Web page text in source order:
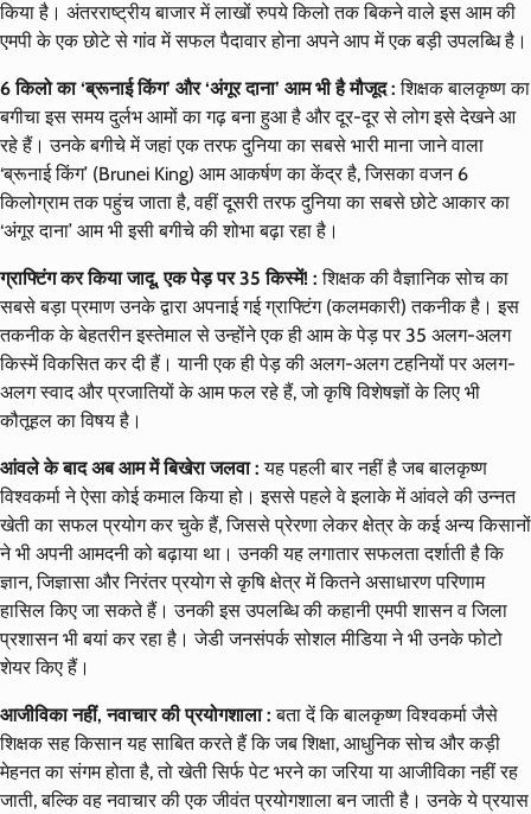
किया है। अंतरराष्ट्रीय बाजार में लाखों रुपये किलो तक बिकने वाले इस आम की
एमपी के एक छोटे से गांव में सफल पैदावार होना अपने आप में एक बड़ी उपलब्धि है।
6 किलो का ‘ब्रूनाई किंग’ और ‘अंगूर दाना’ आम भी है मौजूद : शिक्षक बालकृष्ण का
बगीचा इस समय दुर्लभ आमों का गढ़ बना हुआ है और दूर-दूर से लोग इसे देखने आ
रहे हैं। उनके बगीचे में जहां एक तरफ दुनिया का सबसे भारी माना जाने वाला
‘ब्रूनाई किंग’ (Brunei King) आम आकर्षण का केंद्र है, जिसका वजन 6
किलोग्राम तक पहुंच जाता है, वहीं दूसरी तरफ दुनिया का सबसे छोटे आकार का
‘अंगूर दाना’ आम भी इसी बगीचे की शोभा बढ़ा रहा है।
ग्राफ्टिंग कर किया जादू, एक पेड़ पर 35 किस्में! : शिक्षक की वैज्ञानिक सोच का
सबसे बड़ा प्रमाण उनके द्वारा अपनाई गई ग्राफ्टिंग (कलमकारी) तकनीक है। इस
तकनीक के बेहतरीन इस्तेमाल से उन्होंने एक ही आम के पेड़ पर 35 अलग-अलग
किस्में विकसित कर दी हैं। यानी एक ही पेड़ की अलग-अलग टहनियों पर अलग-
अलग स्वाद और प्रजातियों के आम फल रहे हैं, जो कृषि विशेषज्ञों के लिए भी
कौतूहल का विषय है।
आंवले के बाद अब आम में बिखेरा जलवा :यह पहली बार नहीं है जब बालकृष्ण
विश्वकर्मा ने ऐसा कोई कमाल किया हो। इससे पहले वे इलाके में आंवले की उन्नत
खेती का सफल प्रयोग कर चुके हैं, जिससे प्रेरणा लेकर क्षेत्र के कई अन्य किसानों
ने भी अपनी आमदनी को बढ़ाया था। उनकी यह लगातार सफलता दर्शाती है कि
ज्ञान, जिज्ञासा और निरंतर प्रयोग से कृषि क्षेत्र में कितने असाधारण परिणाम
हासिल किए जा सकते हैं। उनकी इस उपलब्धि की कहानी एमपी शासन व जिला
प्रशासन भी बयां कर रहा है। जेडी जनसंपर्क सोशल मीडिया ने भी उनके फोटो
शेयर किए हैं।
आजीविका नहीं, नवाचार की प्रयोगशाला : बता दें कि बालकृष्ण विश्वकर्मा जैसे
शिक्षक सह किसान यह साबित करते हैं कि जब शिक्षा, आधुनिक सोच और कड़ी
मेहनत का संगम होता है, तो खेती सिर्फ पेट भरने का जरिया या आजीविका नहीं रह
जाती, बल्कि वह नवाचार की एक जीवंत प्रयोगशाला बन जाती है। उनके ये प्रयास